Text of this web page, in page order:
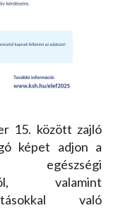
15. között zajló
képet adjon a
valamint
való